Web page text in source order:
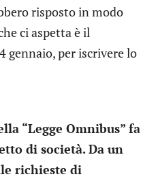
risposto in modo
ci aspetta è il
gennaio, per iscrivere lo
“Legge Omnibus” fa
di società. Da un
richieste di